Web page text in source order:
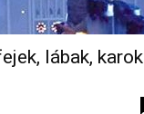
lábak, karok